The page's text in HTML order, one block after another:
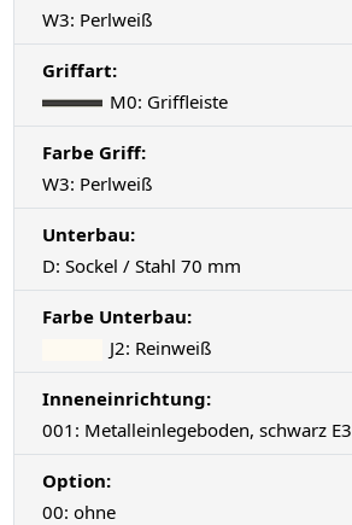
W3: Perlweiß
Griffart:
M0: Griffleiste
Farbe Griff:
W3: Perlweiß
Unterbau:
D: Sockel / Stahl 70 mm
Farbe Unterbau:
J2: Reinweiß
Inneneinrichtung:
001: Metalleinlegeboden, schwarz E3
Option:
00: ohne